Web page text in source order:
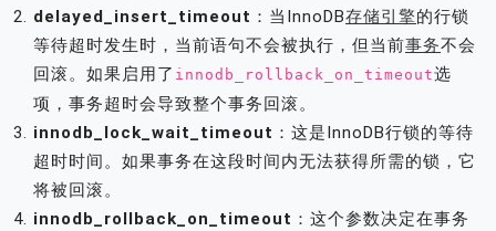
delayed_insert_timeout ：当InnoDB存储引擎的行锁
等待超时发生时，当前语句不会被执行，但当前事务不会
回滚。如果启用了 innodb_rollback_on_timeout选
项，事务超时会导致整个事务回滚。
innodb_lock_wait_timeout ：这是InnoDB行锁的等待
超时时间。如果事务在这段时间内无法获得所需的锁，它
将被回滚。
innodb_rollback_on_timeout ：这个参数决定在事务